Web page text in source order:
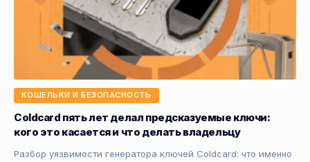
КОШЕЛЬКИ И БЕЗОПАСНОСТЬ
Coldcard пять лет делал предсказуемые ключи:
кого это касается и что делать владельцу
Разбор уязвимости генератора ключей Coldcard: что именно